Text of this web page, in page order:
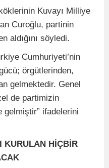
Kuvayı Milliye
Curoğlu, partinin
aldığını söyledi.
Cumhuriyeti’nin
örgütlerinden,
gelmektedir. Genel
de partimizin
gelmiştir” ifadelerini
KURULAN HİÇBİR